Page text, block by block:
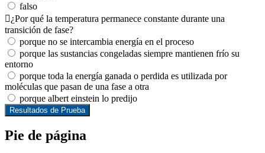
falso
¿Por qué la temperatura permanece constante durante una
transición de fase?
porque no se intercambia energía en el proceso
porque las sustancias congeladas siempre mantienen frío su
entorno
porque toda la energía ganada o perdida es utilizada por
moléculas que pasan de una fase a otra
porque albert einstein lo predijo
Resultados de Prueba
Pie de página